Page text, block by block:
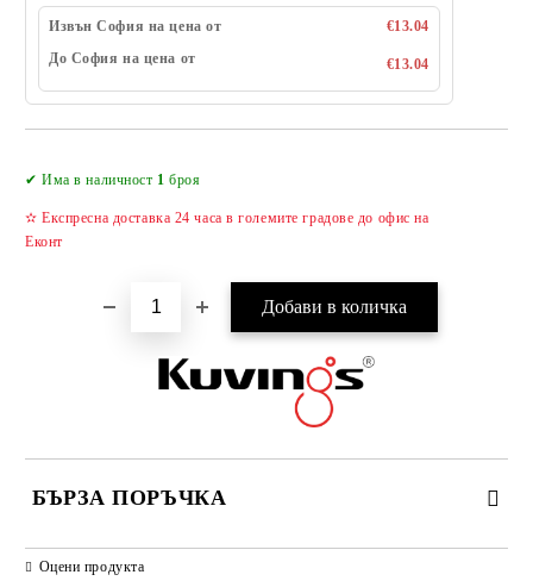
Извън София на цена от
€13.04
До София на цена от
€13.04
✔ Има в наличност 1 броя
✫ Експресна доставка 24 часа в големите градове до офис на
Еконт
БЪРЗА ПОРЪЧКА
Оцени продукта